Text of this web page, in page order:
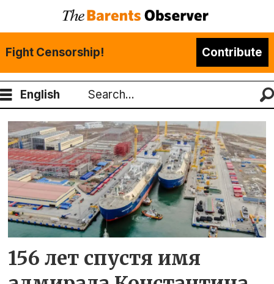
Fight Censorship! Contribute
English
Search
Tag:
борисоглебск
156 лет спустя имя